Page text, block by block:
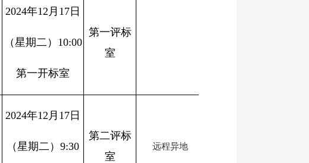
2024年12 月 17 日
（星期二） 10:00
第一开标室
第一评标
室
2024年12 月 17 日
（星期二） 9:30
第二评标
室
远程异地